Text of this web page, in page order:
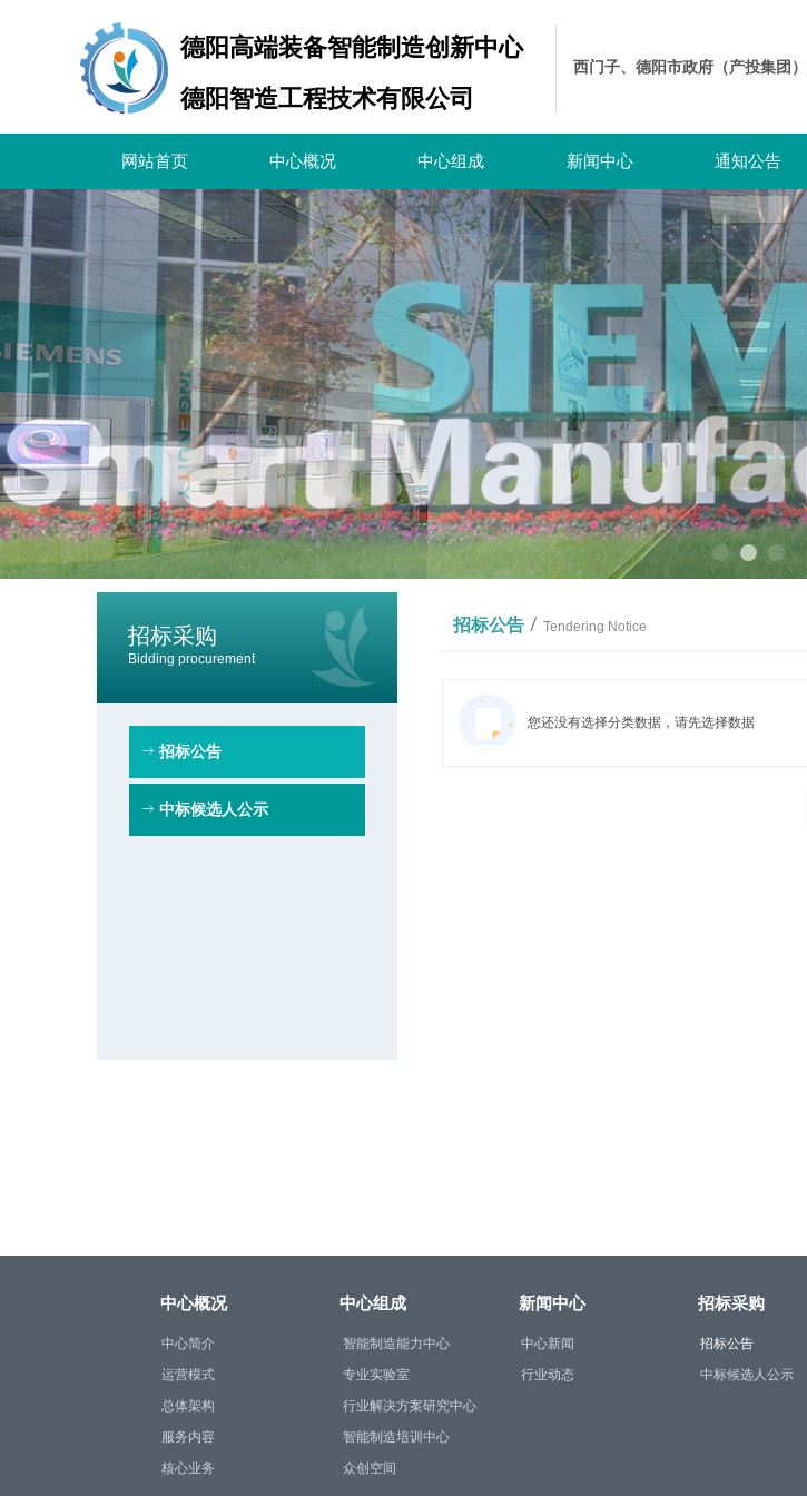
德阳高端装备智能制造创新中心
德阳智造工程技术有限公司
西门子、德阳市政府（产投集团）
网站首页 中心概况 中心组成 新闻中心 通知公告
您还没有选择分类数据，请先选择数据
招标公告 / Tendering Notice
招标采购
Bidding procurement
ꁹ 招标公告
ꁹ 中标候选人公示
智能制造能力中心
专业实验室
行业解决方案研究中心
智能制造培训中心
众创空间
中心概况 中心组成 新闻中心 招标采购
中心新闻
行业动态
招标公告
中标候选人公示
中心简介
运营模式
总体架构
服务内容
核心业务